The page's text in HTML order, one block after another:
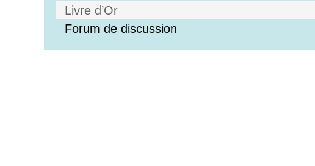
Livre d’Or
Forum de discussion